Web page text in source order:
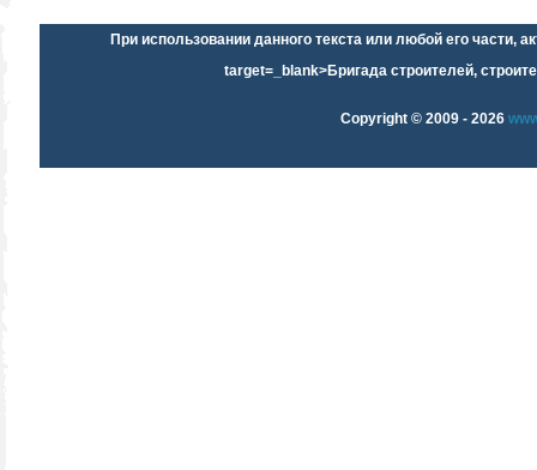
При использовании данного текста или любой его части,
target=_blank>Бригада строителей,
Copyright © 2009 - 2026